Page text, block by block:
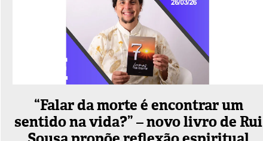
“Falar da morte é encontrar um
sentido na vida?” – novo livro de Rui